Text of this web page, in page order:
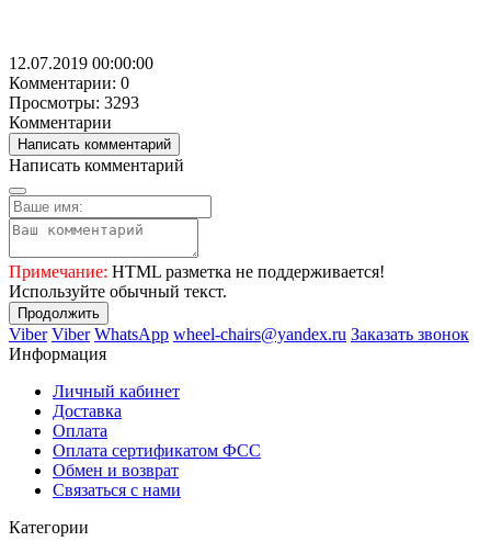
12.07.2019 00:00:00
Комментарии: 0
Просмотры: 3293
Комментарии
Написать комментарий
Написать комментарий
Примечание: HTML разметка не поддерживается!
Используйте обычный текст.
Продолжить
Viber Viber WhatsApp wheel-chairs@yandex.ru Заказать звонок
Информация
Личный кабинет
Доставка
Оплата
Оплата сертификатом ФСС
Обмен и возврат
Связаться с нами
Категории